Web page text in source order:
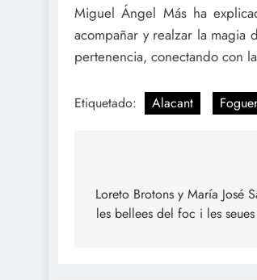
Miguel Ángel Más ha
acompañar y realzar la magia
pertenencia, conectando con
Etiquetado: Alacant
de
entradas
Loreto Brotons y María José
les bellees del foc i les